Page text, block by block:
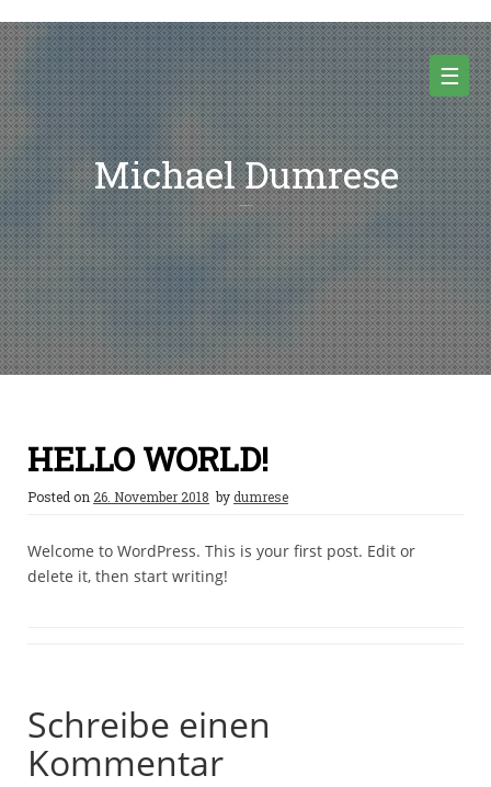
to
content
☰
Michael Dumrese
HELLO WORLD!
Posted on 26. November 2018 bydumrese
Welcome to WordPress. This is your first post. Edit or
delete it, then start writing!
Schreibe einen
Kommentar